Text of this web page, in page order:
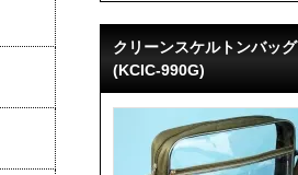
クリーンスケルトンバッグ
(KCIC-990G)